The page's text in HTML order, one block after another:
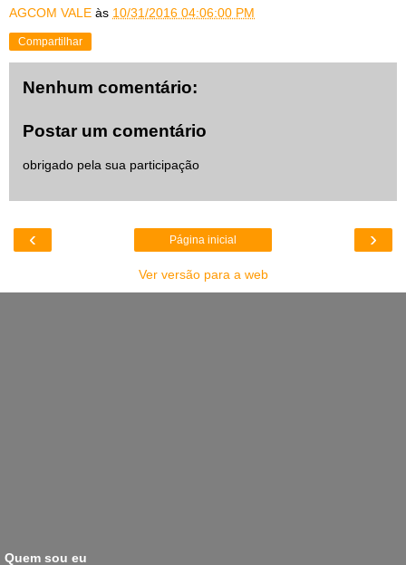
AGCOM VALE às 10/31/2016 04:06:00 PM
Compartilhar
Nenhum comentário:
Postar um comentário
obrigado pela sua participação
‹ ›
Página inicial
Ver versão para a web
Quem sou eu